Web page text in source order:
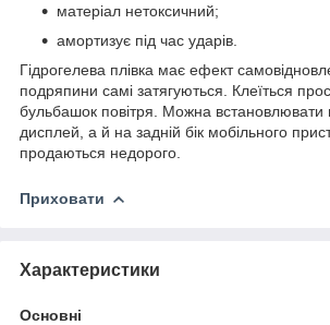
матеріал нетоксичний;
амортизує під час ударів.
Гідрогелева плівка має ефект
подряпини самі затягуються. Клеїться
бульбашок повітря. Можна
дисплей, а й на задній бік мобільного
продаються недорого.
Приховати
Характеристики
Основні